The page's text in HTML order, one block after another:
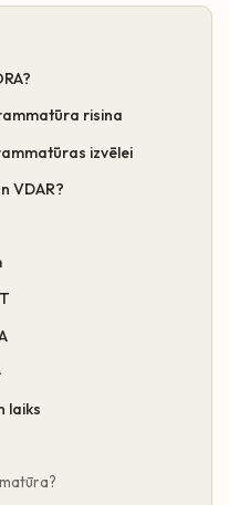
risina
izvēlei
VDAR?
laiks